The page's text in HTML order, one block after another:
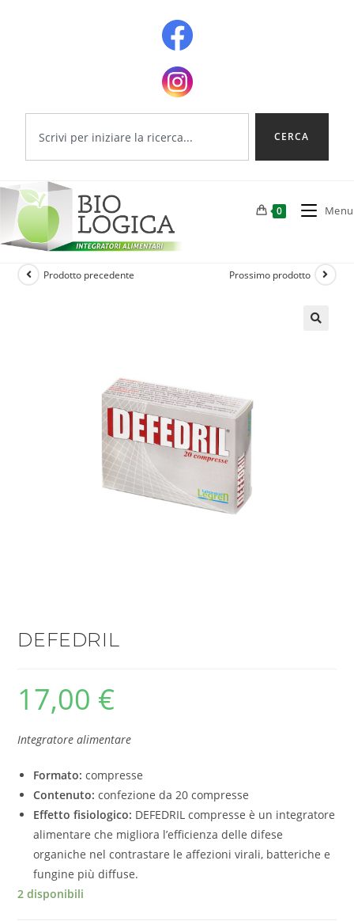
CERCA
0 Menu
Prodotto precedente Prossimo prodotto
DEFEDRIL
17,00 €
Integratore alimentare
Formato:compresse
Contenuto: confezione da 20 compresse
Effetto fisiologico: DEFEDRIL compresse è un integratore
alimentare che migliora l’efficienza delle difese
organiche nel contrastare le affezioni virali, batteriche e
fungine più diffuse.
2 disponibili